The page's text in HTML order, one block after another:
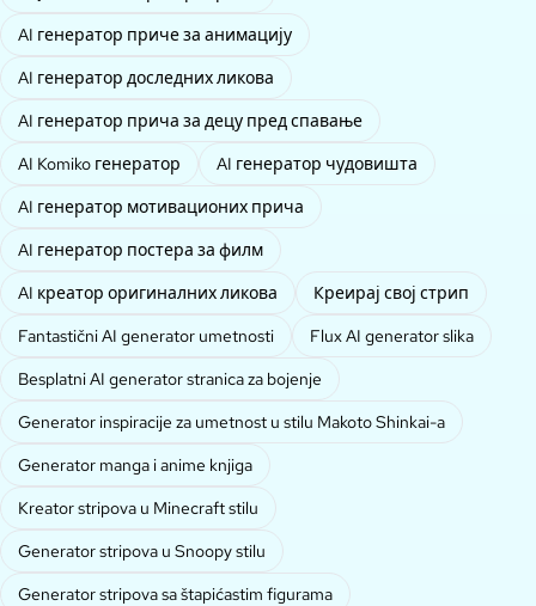
AI генератор приче за анимацију
AI генератор доследних ликова
AI генератор прича за децу пред спавање
AI Komiko генератор
AI генератор чудовишта
AI генератор мотивационих прича
AI генератор постера за филм
AI креатор оригиналних ликова
Креирај свој стрип
Fantastični AI generator umetnosti
Flux AI generator slika
Besplatni AI generator stranica za bojenje
Generator inspiracije za umetnost u stilu Makoto Shinkai-a
Generator manga i anime knjiga
Kreator stripova u Minecraft stilu
Generator stripova u Snoopy stilu
Generator stripova sa štapićastim figurama